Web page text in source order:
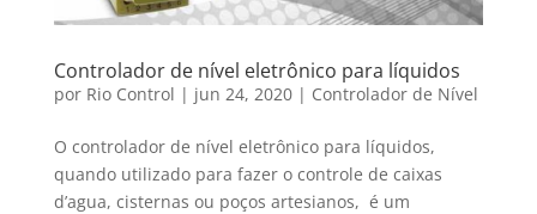
Controlador de nível eletrônico para líquidos
por Rio Control | jun 24, 2020| Controlador de Nível
O controlador de nível eletrônico para líquidos,
quando utilizado para fazer o controle de caixas
d’agua, cisternas ou poços artesianos, é um